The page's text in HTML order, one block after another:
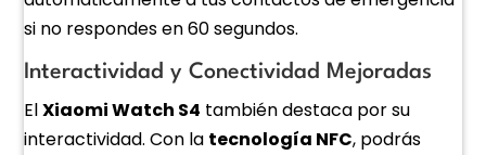
si no respondes en 60 segundos.
Interactividad y Conectividad Mejoradas
ElXiaomi Watch S4 también destaca por su
interactividad. Con la tecnología NFC, podrás